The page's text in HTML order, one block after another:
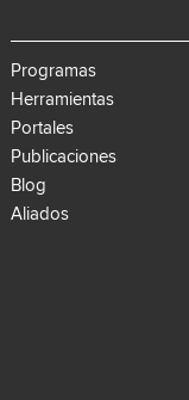
Programas
Herramientas
Portales
Publicaciones
Blog
Aliados